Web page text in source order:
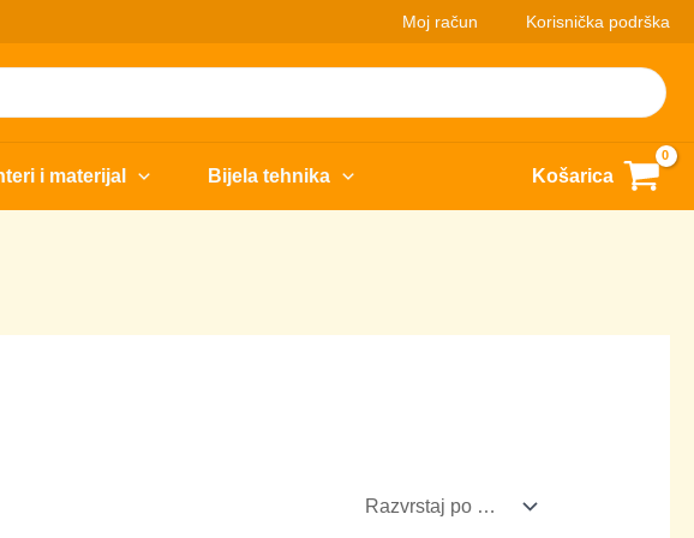
Moj račun Korisnička podrška
i materijal Bijela tehnika Košarica